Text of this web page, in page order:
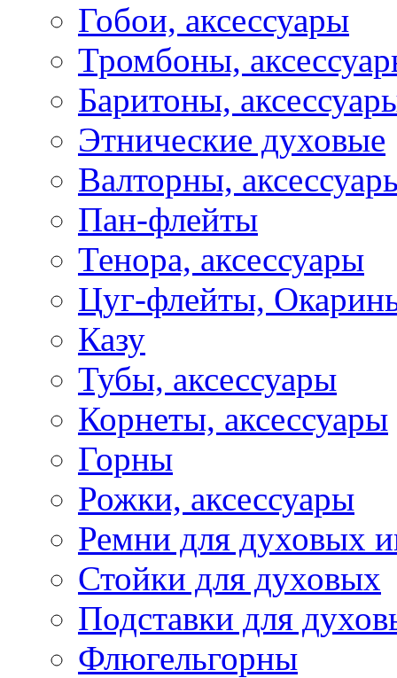
Гобои, аксессуары
Тромбоны,
Баритоны,
Этнические духовые
Валторны,
Пан-флейты
Тенора, аксессуары
Цуг-флейты,
Казу
Тубы, аксессуары
Корнеты, аксессуары
Горны
Рожки, аксессуары
Ремни для духовых
Стойки для духовых
Подставки для
Флюгельгорны